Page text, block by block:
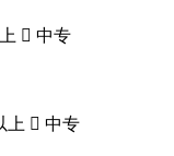
 中专
上  中专